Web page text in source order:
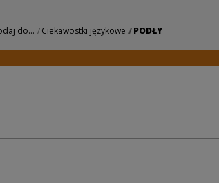
Kultury
do... Ciekawostki językowe PODŁY